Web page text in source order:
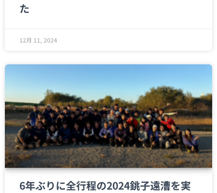
た
12月 11, 2024
6年ぶりに全行程の2024銚子遠漕を実